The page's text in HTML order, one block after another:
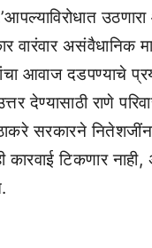
वारंवार असंवैधानिक
आवाज दडपण्याचे
देण्यासाठी राणे
सरकारने
कारवाई टिकणार